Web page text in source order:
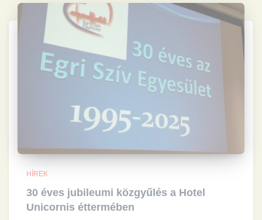
HÍREK
30 éves jubileumi közgyűlés a Hotel
Unicornis éttermében